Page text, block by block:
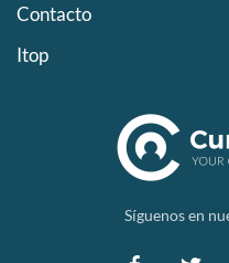
Contacto
Itop
Síguenos en